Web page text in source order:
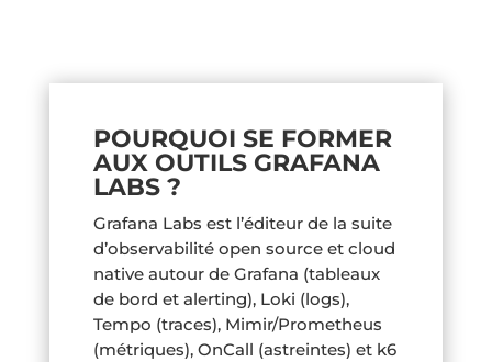
POURQUOI SE FORMER
AUX OUTILS GRAFANA
LABS ?
Grafana Labs est l’éditeur de la suite
d’observabilité open source et cloud
native autour de Grafana (tableaux
de bord et alerting), Loki (logs),
Tempo (traces), Mimir/Prometheus
(métriques), OnCall (astreintes) et k6